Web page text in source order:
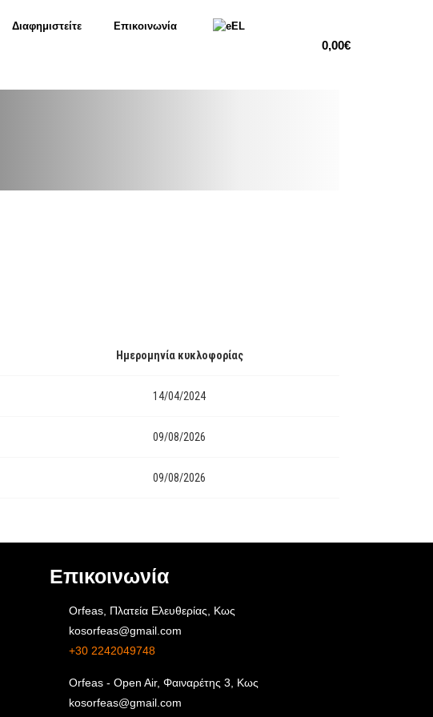
Διαφημιστείτε Επικοινωνία EL
0,00€
Ημερομηνία κυκλοφορίας
14/04/2024
09/08/2026
09/08/2026
Επικοινωνία
Orfeas, Πλατεία Ελευθερίας, Κως
kosorfeas@gmail.com
+30 2242049748
Orfeas - Open Air, Φαιναρέτης 3, Κως
kosorfeas@gmail.com